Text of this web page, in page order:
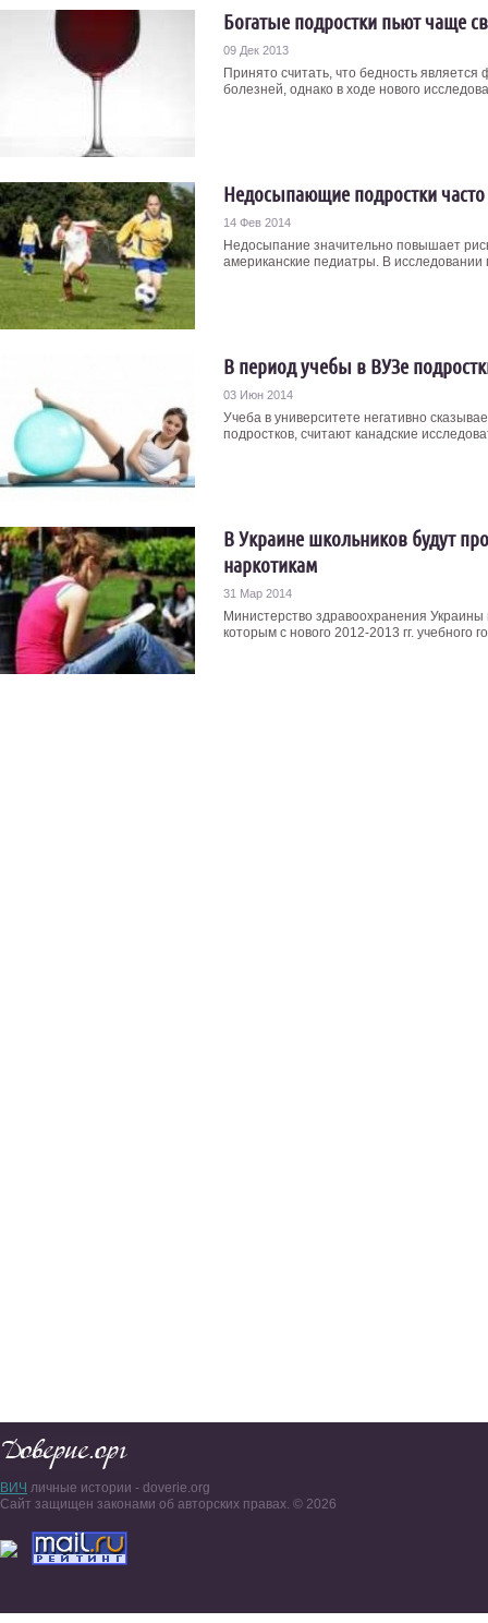
Богатые подростки пьют чаще
09 Дек 2013
Принято считать, что бедность
болезней, однако в ходе нового
Недосыпающие подростки
14 Фев 2014
Недосыпание значительно повышает
американские педиатры. В исследовании
В период учебы в ВУЗе
03 Июн 2014
Учеба в университете негативно
подростков, считают канадские
В Украине школьников будут
наркотикам
31 Мар 2014
Министерство здравоохранения
которым с нового 2012-2013 гг. учебного
ВИЧ личные истории - doverie.org
Сайт защищен законами об авторских правах. © 2026